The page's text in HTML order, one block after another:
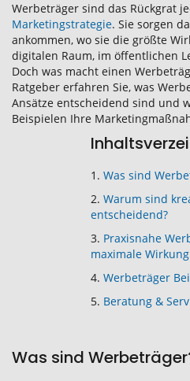
Werbeträger sind das Rückgrat
Marketingstrategie. Sie sorgen
ankommen, wo sie die größte
digitalen Raum, im öffentlichen
Doch was macht einen
Ratgeber erfahren Sie, was
Ansätze entscheidend sind und
Beispielen Ihre
1. Was sind
2. Warum sind
entscheidend?
3. Praxisnahe
maximale Wirkung
4. Werbeträger
5. Beratung &
Was sind